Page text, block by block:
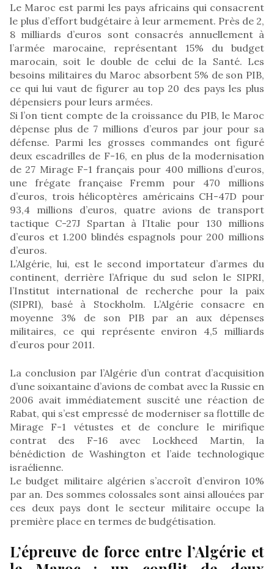
Le Maroc est parmi les pays africains qui consacrent
le plus d’effort budgétaire à leur armement. Près de 2,
8 milliards d’euros sont consacrés annuellement à
l’armée marocaine, représentant 15% du budget
marocain, soit le double de celui de la Santé. Les
besoins militaires du Maroc absorbent 5% de son PIB,
ce qui lui vaut de figurer au top 20 des pays les plus
dépensiers pour leurs armées.
Si l’on tient compte de la croissance du PIB, le Maroc
dépense plus de 7 millions d’euros par jour pour sa
défense. Parmi les grosses commandes ont figuré
deux escadrilles de F-16, en plus de la modernisation
de 27 Mirage F-1 français pour 400 millions d’euros,
une frégate française Fremm pour 470 millions
d’euros, trois hélicoptères américains CH-47D pour
93,4 millions d’euros, quatre avions de transport
tactique C-27J Spartan à l’Italie pour 130 millions
d’euros et 1.200 blindés espagnols pour 200 millions
d’euros.
L’Algérie, lui, est le second importateur d’armes du
continent, derrière l’Afrique du sud selon le SIPRI,
l’Institut international de recherche pour la paix
(SIPRI), basé à Stockholm. L’Algérie consacre en
moyenne 3% de son PIB par an aux dépenses
militaires, ce qui représente environ 4,5 milliards
d’euros pour 2011.
La conclusion par l’Algérie d’un contrat d’acquisition
d’une soixantaine d’avions de combat avec la Russie en
2006 avait immédiatement suscité une réaction de
Rabat, qui s’est empressé de moderniser sa flottille de
Mirage F-1 vétustes et de conclure le mirifique
contrat des F-16 avec Lockheed Martin, la
bénédiction de Washington et l’aide technologique
israélienne.
Le budget militaire algérien s’accroît d’environ 10%
par an. Des sommes colossales sont ainsi allouées par
ces deux pays dont le secteur militaire occupe la
première place en termes de budgétisation.
L’épreuve de force entre l’Algérie et